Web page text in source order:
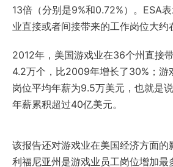
13倍（分别是9%和0.72%）。ESA
业直接或者间接带来的工作岗位大约
2012年，美国游戏业在36个州直接
4.2万个，比2009年增长了30%；游
岗位平均年薪为9.5万美元，也就是
年薪累积超过40亿美元。
该报告还对游戏业在美国经济方面的
利福尼亚州是游戏业员工岗位增加最